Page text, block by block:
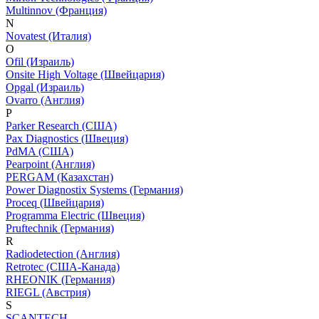
Multinnov (Франция)
N
Novatest (Италия)
O
Ofil (Израиль)
Onsite High Voltage (Швейцария)
Opgal (Израиль)
Ovarro (Англия)
P
Parker Research (США)
Pax Diagnostics (Швеция)
PdMA (США)
Pearpoint (Англия)
PERGAM (Казахстан)
Power Diagnostix Systems (Германия)
Proceq (Швейцария)
Programma Electric (Швеция)
Pruftechnik (Германия)
R
Radiodetection (Англия)
Retrotec (США-Канада)
RHEONIK (Германия)
RIEGL (Австрия)
S